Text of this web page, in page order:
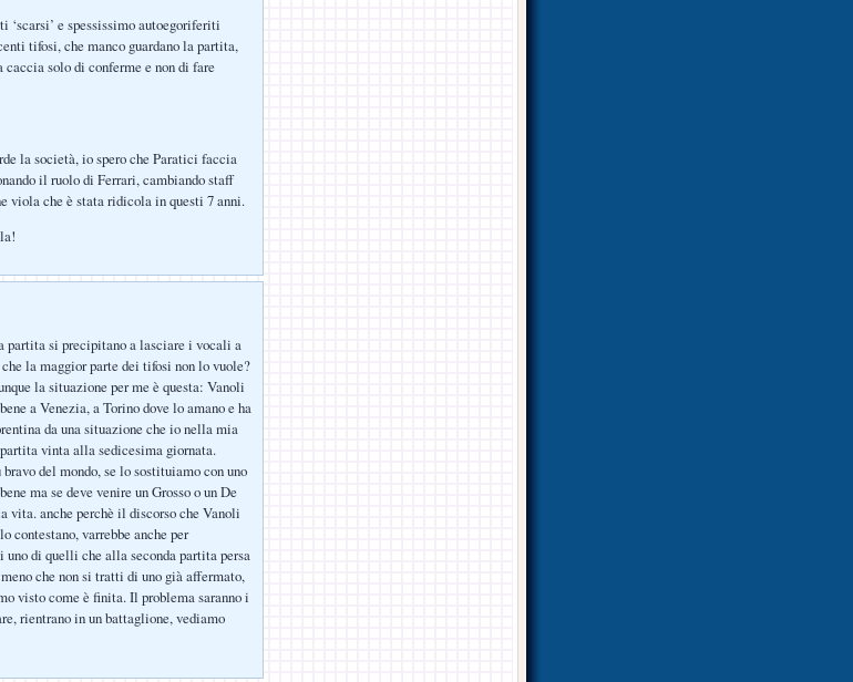
‘scarsi’ e spessissimo autoegoriferiti
tifosi, che manco guardano la partita,
solo di conferme e non di fare
la società, io spero che Paratici faccia
il ruolo di Ferrari, cambiando staff
viola che è stata ridicola in questi 7 anni.
partita si precipitano a lasciare i vocali a
la maggior parte dei tifosi non lo vuole?
la situazione per me è questa: Vanoli
a Venezia, a Torino dove lo amano e ha
da una situazione che io nella mia
vinta alla sedicesima giornata.
del mondo, se lo sostituiamo con uno
ma se deve venire un Grosso o un De
anche perchè il discorso che Vanoli
contestano, varrebbe anche per
di quelli che alla seconda partita persa
che non si tratti di uno già affermato,
visto come è finita. Il problema saranno i
rientrano in un battaglione, vediamo